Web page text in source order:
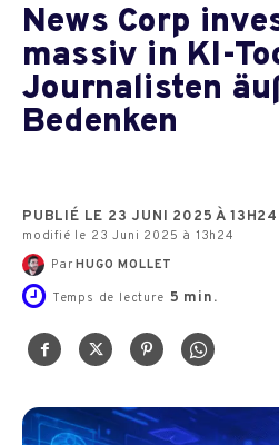
News Corp
massiv in KI-
Journalisten
Bedenken
PUBLIÉ LE 23 JUNI 2025 À 13H24
modifié le 23 Juni 2025 à 13h24
Par HUGO MOLLET
Temps de lecture 5 min.